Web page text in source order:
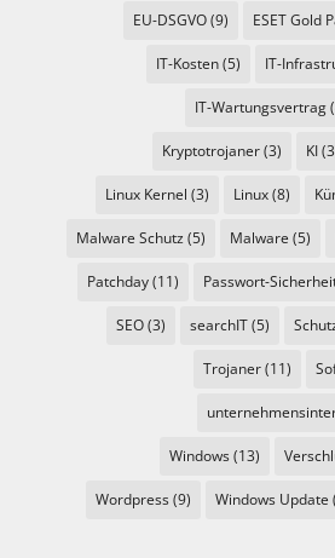
ESET Gold
EU-DSGVO(9)
IT-
IT-Kosten(5)
IT-Wartungsvertrag
KI
Kryptotrojaner(3)
Linux(8)
Linux Kernel (3)
Malware (5)
Malware Schutz(5)
Passwort-
Patchday(11)
searchIT(5)
SEO(3)
Trojaner(11)
Windows(13)
Windows Update
Wordpress(9)